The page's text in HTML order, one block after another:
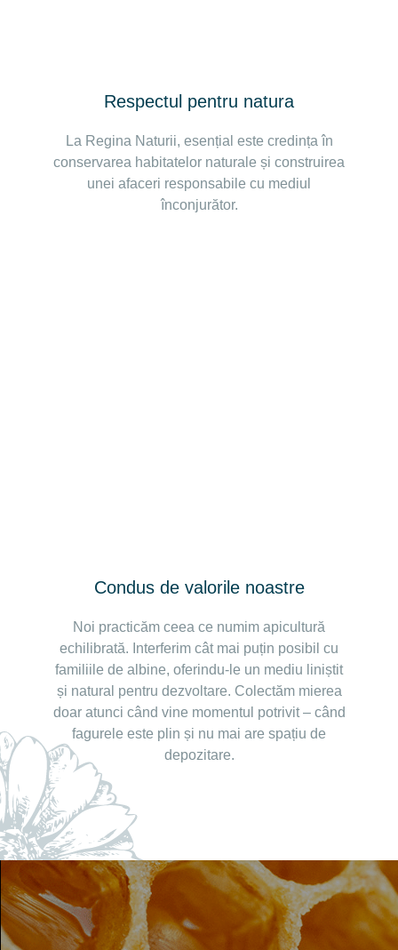
Respectul pentru natura
La Regina Naturii, esențial este credința în
conservarea habitatelor naturale și construirea
unei afaceri responsabile cu mediul
înconjurător.
Condus de valorile noastre
Noi practicăm ceea ce numim apicultură
echilibrată. Interferim cât mai puțin posibil cu
familiile de albine, oferindu-le un mediu liniștit
și natural pentru dezvoltare. Colectăm mierea
doar atunci când vine momentul potrivit – când
fagurele este plin și nu mai are spațiu de
depozitare.